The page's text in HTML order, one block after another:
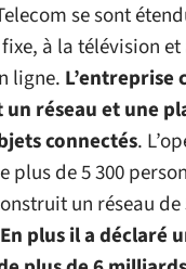
se sont
à la télévision et
ligne. L’entreprise
un réseau et une
connectés.
plus de 5 300
un réseau de
En plus il a déclaré